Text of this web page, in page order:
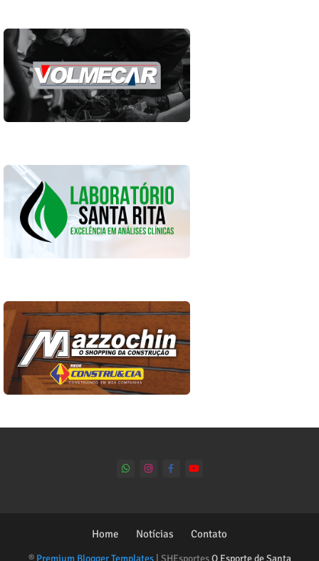
® Premium Blogger Templates | SHEsportesO Esporte de Santa
Home Notícias Contato